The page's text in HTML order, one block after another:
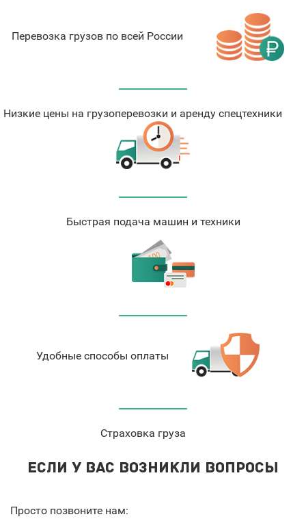
Перевозка грузов по всей России
Низкие цены на грузоперевозки и аренду спецтехники
Быстрая подача машин и техники
Удобные способы оплаты
Страховка груза
ЕСЛИ У ВАС ВОЗНИКЛИ ВОПРОСЫ
Просто позвоните нам: